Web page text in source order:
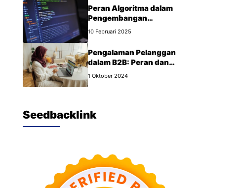
Peran Algoritma dalam
Pengembangan
Perangkat Lunak
10 Februari 2025
Pengalaman Pelanggan
dalam B2B: Peran dan
Manfaat yang Wajib Kamu
1 Oktober 2024
Seedbacklink